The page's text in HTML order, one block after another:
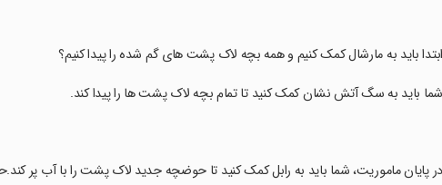
‏ابتدا باید به مارشال کمک کنیم و همه بچه لاک پشت های گم شده را پیدا کنیم؟
‏شما باید به سگ آتش نشان کمک کنید تا تمام بچه لاک پشت ها را پیدا کند.
‏در پایان ماموریت، شما باید به رابل کمک کنید تا حوضچه جدید لاک پشت را با آب پر